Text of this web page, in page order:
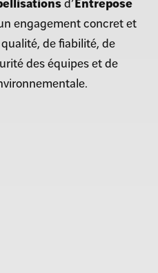
d’ Entrepose
engagement concret et
de fiabilité, de
des équipes et de